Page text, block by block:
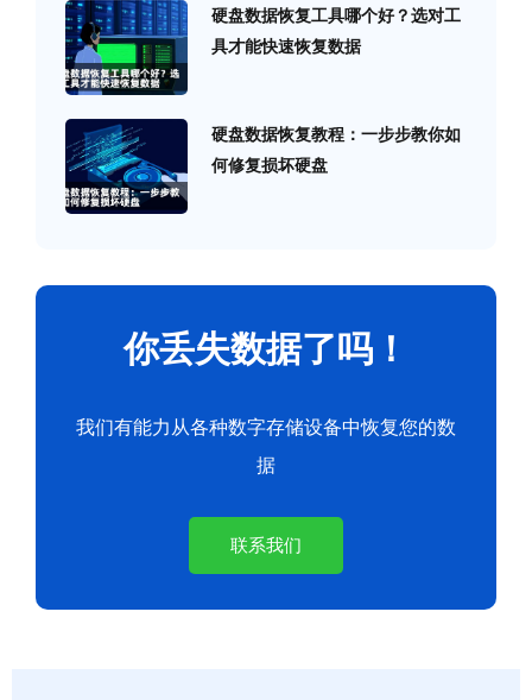
硬盘数据恢复工具哪个好？选对工
具才能快速恢复数据
硬盘数据恢复教程：一步步教你如
何修复损坏硬盘
你丢失数据了吗！
我们有能力从各种数字存储设备中恢复您的数
据
联系我们